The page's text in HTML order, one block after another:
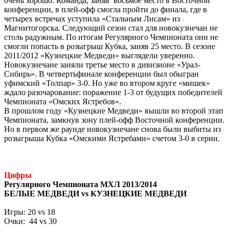
конференции, в плей-офф смогла пройти до финала, где в
четырех встречах уступила «Стальным Лисам» из
Магнитогорска. Следующий сезон стал для новокузнечан не
столь радужным. По итогам Регулярного Чемпионата они не
смогли попасть в розыгрыш Кубка, заняв 25 место. В сезоне
2011/2012 «Кузнецкие Медведи» выглядели уверенно.
Новокузнечане заняли третье место в дивизионе «Урал-
Сибирь». В четвертьфинале конференции был обыгран
уфимский «Толпар» 3-0. Но уже во втором круге «мишек»
ждало разочарование: поражение 1-3 от будущих победителей
Чемпионата «Омских Ястребов».
В прошлом году «Кузнецкие Медведи» вышли во второй этап
Чемпионата, замкнув зону плей-офф Восточной конференции.
Но в первом же раунде новокузнечане снова были выбиты из
розыгрыша Кубка «Омскими Ястребами» счетом 3-0 в серии.
Цифры
Регулярного Чемпионата МХЛ 2013/2014
БЕЛЫЕ МЕДВЕДИ vs КУЗНЕЦКИЕ МЕДВЕДИ
Игры: 20 vs 18
Очки: 44 vs 30